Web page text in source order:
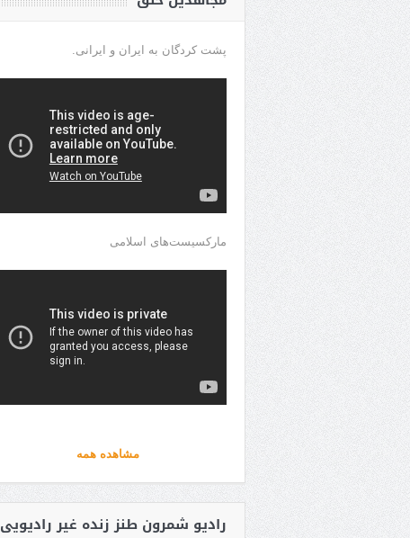
پشت کردگان به ایران و ایرانی.
مارکسیست‌های اسلامی
مشاهده همه
رادیو شمرون طنز زنده غیر رادیویی